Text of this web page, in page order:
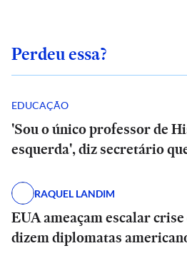
Perdeu essa?
EDUCAÇÃO
'Sou o único professor de
esquerda', diz secretário
RAQUEL LANDIM
EUA ameaçam escalar
dizem diplomatas